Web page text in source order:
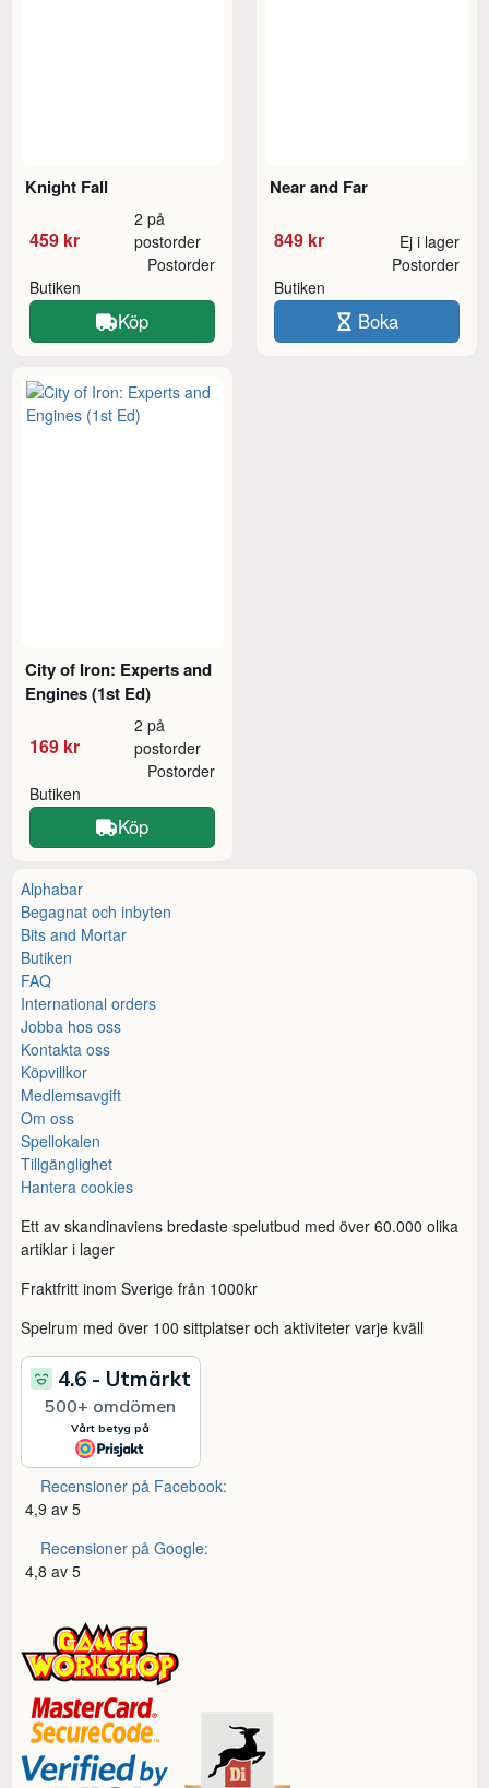
Knight Fall
459 kr
2 på
postorder
Butiken
Postorder
Köp
Near and Far
849 kr Ej i lager
Butiken
Postorder
Boka
City of Iron: Experts and
Engines (1st Ed)
169 kr
2 på
postorder
Butiken
Postorder
Köp
Alphabar
Begagnat och inbyten
Bits and Mortar
Butiken
FAQ
International orders
Jobba hos oss
Kontakta oss
Köpvillkor
Medlemsavgift
Om oss
Spellokalen
Tillgänglighet
Hantera cookies
Ett av skandinaviens bredaste spelutbud med över 60.000 olika
artiklar i lager
Fraktfritt inom Sverige från 1000kr
Spelrum med över 100 sittplatser och aktiviteter varje kväll
Recensioner på Facebook:
4,9 av 5
Recensioner på Google:
4,8 av 5